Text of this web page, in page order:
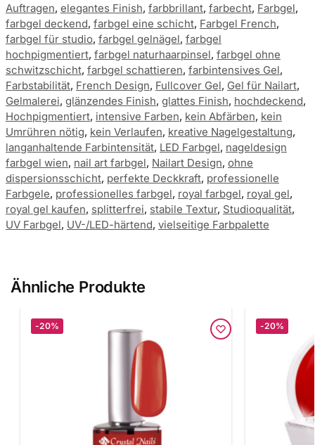
Auftragen, elegantes Finish, farbbrillant, farbecht, Farbgel,
farbgel deckend, farbgel eine schicht, Farbgel French,
farbgel für studio, farbgel gelnägel, farbgel
hochpigmentiert, farbgel naturhaarpinsel, farbgel ohne
schwitzschicht, farbgel schattieren, farbintensives Gel,
Farbstabilität, French Design, Fullcover Gel, Gel für Nailart,
Gelmalerei, glänzendes Finish, glattes Finish, hochdeckend,
Hochpigmentiert, intensive Farben, kein Abfärben, kein
Umrühren nötig, kein Verlaufen, kreative Nagelgestaltung,
langanhaltende Farbintensität, LED Farbgel, nageldesign
farbgel wien, nail art farbgel, Nailart Design, ohne
dispersionsschicht, perfekte Deckkraft, professionelle
Farbgele, professionelles farbgel, royal farbgel, royal gel,
royal gel kaufen, splitterfrei, stabile Textur, Studioqualität,
UV Farbgel, UV-/LED-härtend, vielseitige Farbpalette
Ähnliche Produkte
-20% -20%